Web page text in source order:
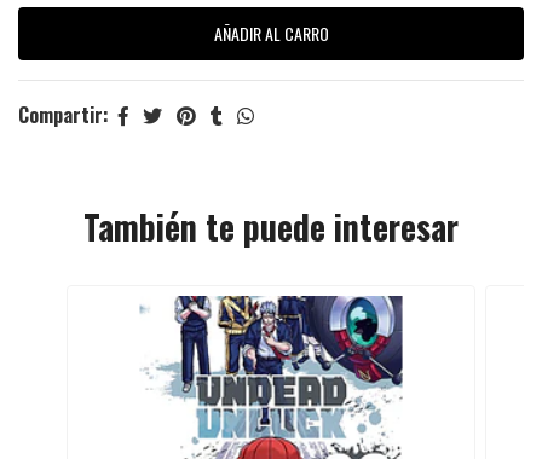
Compartir:
También te puede interesar